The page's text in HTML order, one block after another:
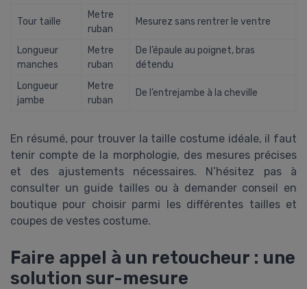
Tour taille
Metre
ruban
Mesurez sans rentrer le ventre
Longueur
manches
Metre
ruban
De l’épaule au poignet, bras
détendu
Longueur
jambe
Metre
ruban
De l’entrejambe à la cheville
En résumé, pour trouver la taille costume idéale, il faut
tenir compte de la morphologie, des mesures précises
et des ajustements nécessaires. N’hésitez pas à
consulter un guide tailles ou à demander conseil en
boutique pour choisir parmi les différentes tailles et
coupes de vestes costume.
Faire appel à un retoucheur : une
solution sur-mesure